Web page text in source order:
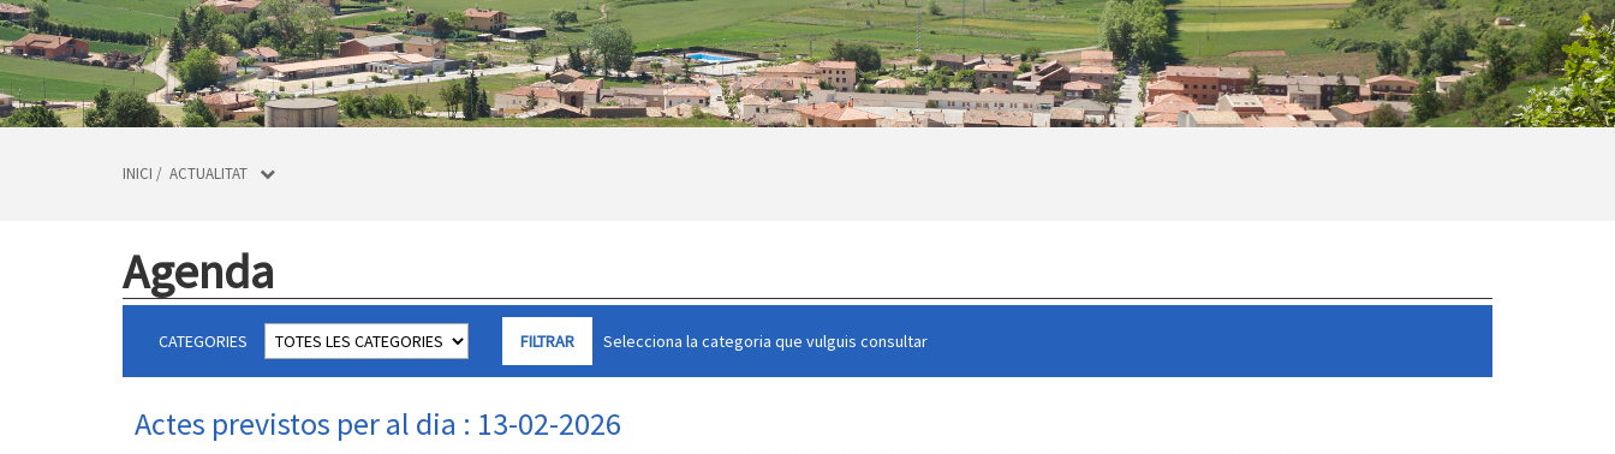
INICI / ACTUALITAT
Agenda
CATEGORIES Selecciona la categoria que vulguis consultar
Actes previstos per al dia : 13-02-2026